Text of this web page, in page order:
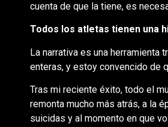
cuenta de que la tiene, es
Todos los atletas tienen una
La narrativa es una herramienta
enteras, y estoy convencido de
Tras mi reciente éxito, todo el
remonta mucho más atrás, a la
suicidas y al momento en que